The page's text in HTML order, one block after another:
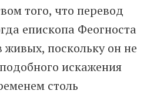
того, что перевод
епископа Феогноста
живых, поскольку он не
искажения
столь